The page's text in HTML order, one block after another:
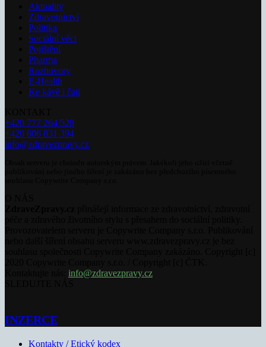
Aktuality
Zdravotnictví
Politika
Sociální věci
Pojištění
Pharma
Rozhovory
E-Health
Ke kávě i čaji
+420 777 264 528
+420 606 831 394
info@zdravezpravy.cz
info@zdravezpravy.cz
INZERCE
Kontakty / Etický kodex